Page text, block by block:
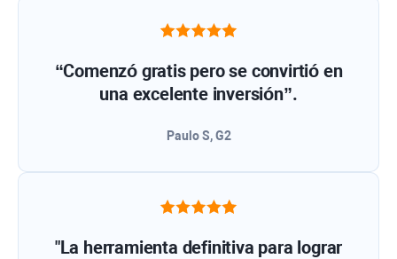
“Comenzó gratis pero se convirtió en
una excelente inversión”.
Paulo S, G2
"La herramienta definitiva para lograr